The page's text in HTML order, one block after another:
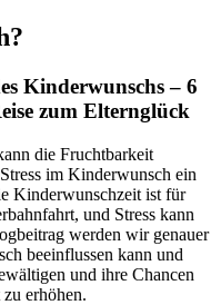
Kinderwunschs – 6
zum Elternglück
die Fruchtbarkeit
im Kinderwunsch ein
Kinderwunschzeit ist für
und Stress kann
werden wir genauer
beeinflussen kann und
und ihre Chancen
erhöhen.